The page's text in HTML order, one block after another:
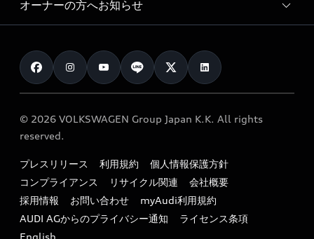
車両比較
カタログ一覧
アウディナビアプリ
メンテナンス
車検 / 定期点検
e-tronアフターサポート
myAudi
Audi認定中古車
クオリティ
保証
メンテナンス
ファイナンス
キャンペーン / イベント
買取査定
オーナーの方へお知らせ
お知らせ
オーナー様向けキャンペーン
特定整備適用車一覧
リサイクル法
よくある質問（FAQ）
© 2026 VOLKSWAGEN Group Japan K.K. All rights
reserved.
プレスリリース 利用規約
個人情報保護方針
コンプライアンス
リサイクル関連
会社概要
採用情報
お問い合わせ
myAudi利用規約
AUDI AGからのプライバシー通知
ライセンス条項
English